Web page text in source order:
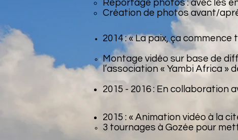
Reportage photos : avec les
Création de photos avant/
2014 : « La paix, ça
Montage vidéo sur base de
l’association « Yambi Africa »
2015 - 2016 : En collaboration
2015 : « Animation vidéo à la
3 tournages à Gozée pour